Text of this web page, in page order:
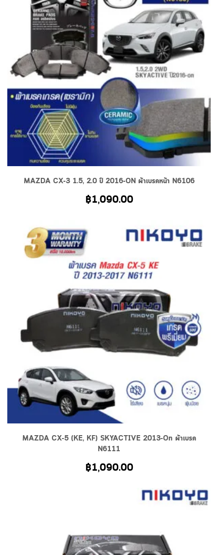
MAZDA CX-3 1.5, 2.0 ปี 2016-ON ผ้าเบรคหน้า N6106
฿1,090.00
MAZDA CX-5 (KE, KF) SKYACTIVE 2013-On ผ้าเบรค
N6111
฿1,090.00